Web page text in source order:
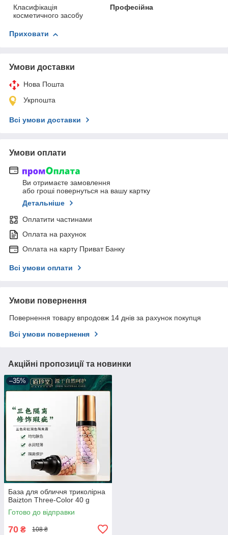
Класифікація
косметичного засобу
Професійна
Приховати
Умови доставки
Нова Пошта
Укрпошта
Всі умови доставки
Умови оплати
Ви отримаєте замовлення
або гроші повернуться на вашу картку
Детальніше
Оплатити частинами
Оплата на рахунок
Оплата на карту Приват Банку
Всі умови оплати
Умови повернення
Повернення товару впродовж 14 днів за рахунок покупця
Всі умови повернення
Акційні пропозиції та новинки
–35%
База для обличчя триколірна
Baizton Three-Color 40 g
Готово до відправки
70 ₴ 108 ₴